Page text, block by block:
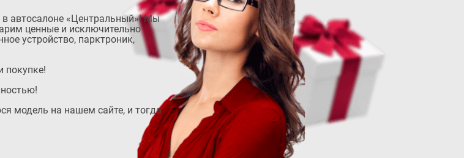
автосалоне «Центральный»! Мы
ценные и исключительно
устройство, парктроник,
покупке!
модель на нашем сайте, и тогда